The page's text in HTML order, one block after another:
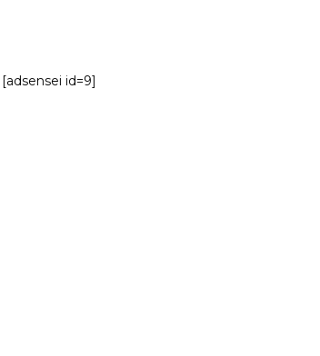
[adsensei id=9]